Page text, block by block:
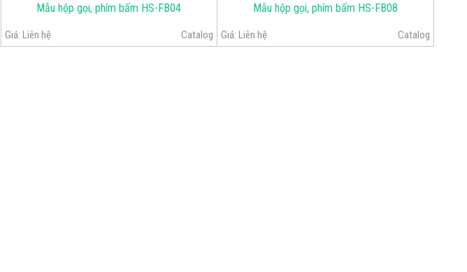
Mẫu hộp gọi, phím bấm HS-FB04
Giá: Liên hệ Catalog
Mẫu hộp gọi, phím bấm HS-FB08
Giá: Liên hệ Catalog